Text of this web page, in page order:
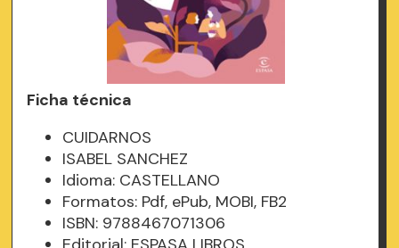
Ficha técnica
CUIDARNOS
ISABEL SANCHEZ
Idioma: CASTELLANO
Formatos: Pdf, ePub, MOBI, FB2
ISBN: 9788467071306